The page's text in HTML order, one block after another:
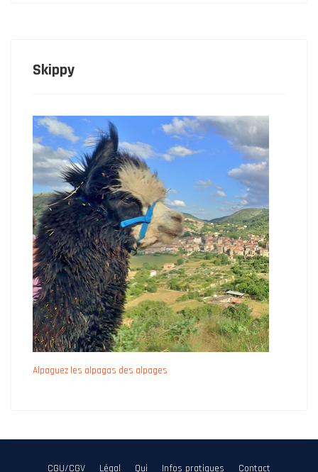
Skippy
Alpaguez les alpagas des alpages
CGU/CGV Légal Qui Infos pratiques Contact